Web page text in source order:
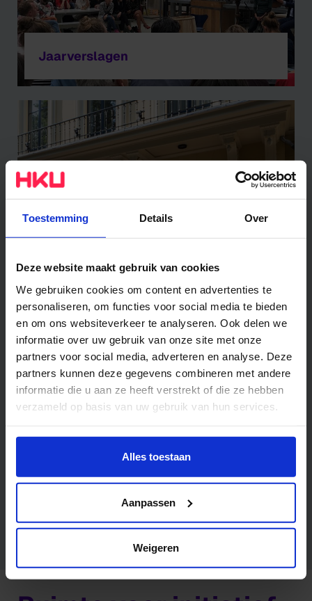
Toestemming Details Over
Deze website maakt gebruik van cookies
We gebruiken cookies om content en advertenties te
personaliseren, om functies voor social media te bieden
en om ons websiteverkeer te analyseren. Ook delen we
informatie over uw gebruik van onze site met onze
partners voor social media, adverteren en analyse. Deze
partners kunnen deze gegevens combineren met andere
informatie die u aan ze heeft verstrekt of die ze hebben
verzameld op basis van uw gebruik van hun services.
Wil je meer weten of de voorkeur aanpassen, bekijk dan
https://www.hku.nl/privacy-statement-en-
Alles toestaan
Aanpassen
Weigeren
Jaarverslagen
De fellows van HKU
De Honorary Fellows van HKU